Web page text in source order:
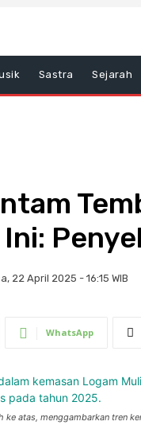
Sastra Sejarah
22 April 2025 - 16:15 WIB
WhatsApp
ke atas, menggambarkan tren